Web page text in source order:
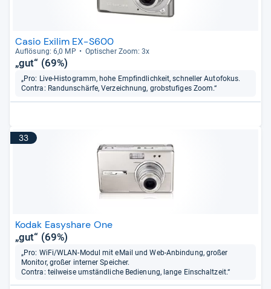
Casio Exilim EX-S600
Auf­lö­sung: 6,0 MP Opti­scher Zoom: 3x
„gut“ (69%)
„Pro: Live-Histogramm, hohe Empfindlichkeit, schneller Autofokus.
Contra: Randunschärfe, Verzeichnung, grobstufiges Zoom.“
33
Kodak Easyshare One
„gut“ (69%)
„Pro: WiFi/WLAN-Modul mit eMail und Web-Anbindung, großer
Monitor, großer interner Speicher.
Contra: teilweise umständliche Bedienung, lange Einschaltzeit.“